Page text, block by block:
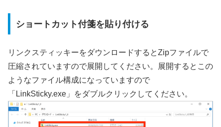
ショートカット付箋を貼り付ける
リンクスティッキーをダウンロードするとZipファイルで
圧縮されていますので展開してください。展開するとこの
ようなファイル構成になっていますので
「LinkSticky.exe」をダブルクリックしてください。